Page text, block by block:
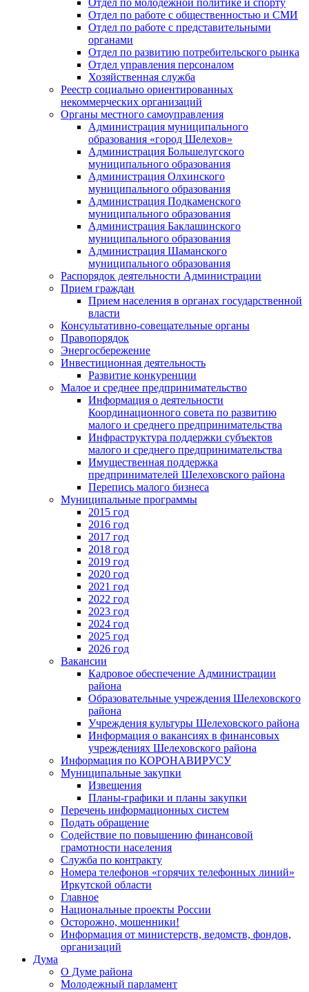
Отдел по работе с общественностью и СМИ
Отдел по работе с представительными
органами
Отдел по развитию потребительского рынка
Отдел управления персоналом
Хозяйственная служба
Реестр социально ориентированных
некоммерческих организаций
Органы местного самоуправления
Администрация муниципального
образования «город Шелехов»
Администрация Большелугского
муниципального образования
Администрация Олхинского
муниципального образования
Администрация Подкаменского
муниципального образования
Администрация Баклашинского
муниципального образования
Администрация Шаманского
муниципального образования
Распорядок деятельности Администрации
Прием граждан
Прием населения в органах государственной
власти
Консультативно-совещательные органы
Правопорядок
Энергосбережение
Инвестиционная деятельность
Развитие конкуренции
Малое и среднее предпринимательство
Информация о деятельности
Координационного совета по развитию
малого и среднего предпринимательства
Инфраструктура поддержки субъектов
малого и среднего предпринимательства
Имущественная поддержка
предпринимателей Шелеховского района
Перепись малого бизнеса
Муниципальные программы
2015 год
2016 год
2017 год
2018 год
2019 год
2020 год
2021 год
2022 год
2023 год
2024 год
2025 год
2026 год
Вакансии
Кадровое обеспечение Администрации
района
Образовательные учреждения Шелеховского
района
Учреждения культуры Шелеховского района
Информация о вакансиях в финансовых
учреждениях Шелеховского района
Информация по КОРОНАВИРУСУ
Муниципальные закупки
Извещения
Планы-графики и планы закупки
Перечень информационных систем
Подать обращение
Содействие по повышению финансовой
грамотности населения
Служба по контракту
Номера телефонов «горячих телефонных линий»
Иркутской области
Главное
Национальные проекты России
Осторожно, мошенники!
Информация от министерств, ведомств, фондов,
организаций
Дума
О Думе района
Молодежный парламент